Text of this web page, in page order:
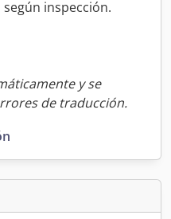
inspección.
y se
de traducción.